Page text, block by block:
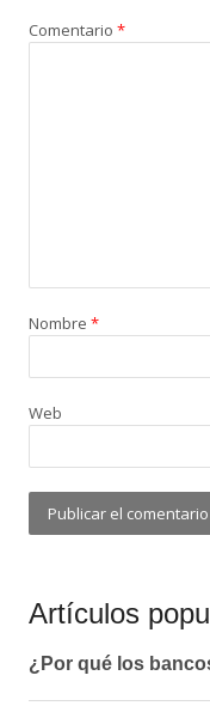
Comentario *
Nombre *
Web
Artículos